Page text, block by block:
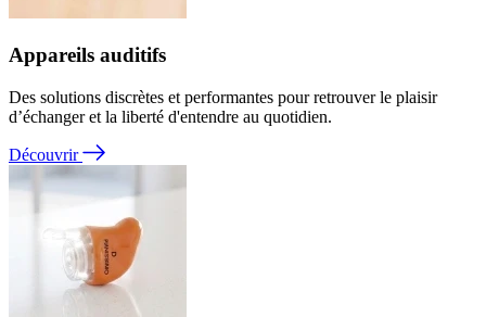
Appareils auditifs
Des solutions discrètes et performantes pour retrouver le plaisir
d’échanger et la liberté d'entendre au quotidien.
Découvrir